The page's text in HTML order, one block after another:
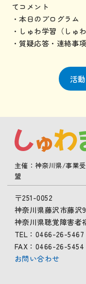
てコメント
・本日のプログラム
・しゅわ学習（しゅ
・質疑応答・連絡事項
活
主催：神奈川県/事業
盟
〒251-0052
神奈川県藤沢市藤沢
神奈川県聴覚障害者
TEL：0466-26-5467
FAX：0466-26-5454
お問い合わせ